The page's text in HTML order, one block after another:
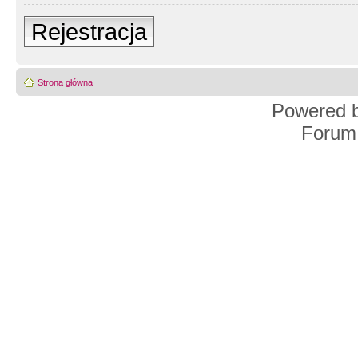
Rejestracja
Strona główna
Powered